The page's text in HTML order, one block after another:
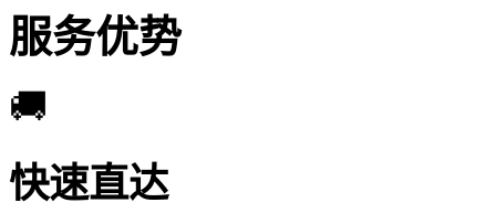
服务优势
🚚
快速直达